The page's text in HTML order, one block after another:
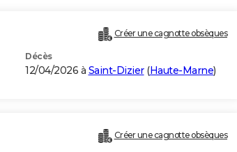
Créer une cagnotte obsèques
Décès
12/04/2026 à Saint-Dizier(Haute-Marne)
Créer une cagnotte obsèques